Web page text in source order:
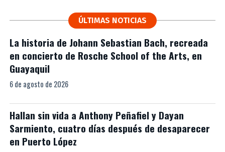
ÚLTIMAS NOTICIAS
La historia de Johann Sebastian Bach, recreada
en concierto de Rosche School of the Arts, en
Guayaquil
6 de agosto de 2026
Hallan sin vida a Anthony Peñafiel y Dayan
Sarmiento, cuatro días después de desaparecer
en Puerto López